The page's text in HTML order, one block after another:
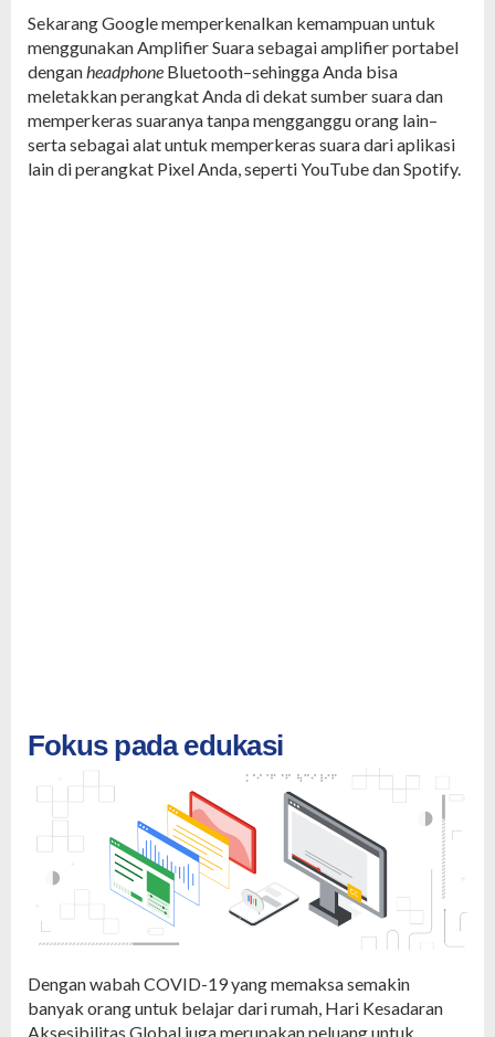
Sekarang Google memperkenalkan kemampuan untuk
menggunakan Amplifier Suara sebagai amplifier portabel
denganheadphone Bluetooth–sehingga Anda bisa
meletakkan perangkat Anda di dekat sumber suara dan
memperkeras suaranya tanpa mengganggu orang lain–
serta sebagai alat untuk memperkeras suara dari aplikasi
lain di perangkat Pixel Anda, seperti YouTube dan Spotify.
Fokus pada edukasi
Dengan wabah COVID-19 yang memaksa semakin
banyak orang untuk belajar dari rumah, Hari Kesadaran
Aksesibilitas Global juga merupakan peluang untuk